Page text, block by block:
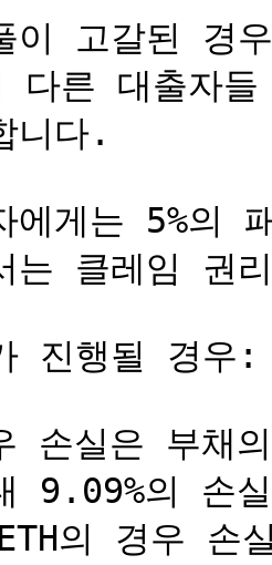
이 고갈된 경
다른 대출자
니다.
에게는 5%의
는 클레임 권
진행될 경우:
손실은 부채
9.09%의 손
의 경우 손